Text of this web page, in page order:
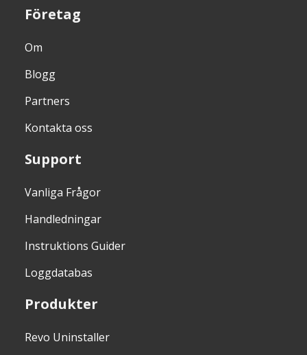
Företag
Om
Blogg
Partners
Kontakta oss
Support
Vanliga Frågor
Handledningar
Instruktions Guider
Loggdatabas
Produkter
Revo Uninstaller